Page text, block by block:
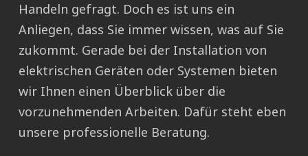
Handeln gefragt. Doch es ist uns ein
Anliegen, dass Sie immer wissen, was auf Sie
zukommt. Gerade bei der Installation von
elektrischen Geräten oder Systemen bieten
wir Ihnen einen Überblick über die
vorzunehmenden Arbeiten. Dafür steht eben
unsere professionelle Beratung.